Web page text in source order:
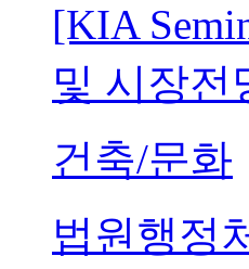
[KIA
및 시장전
건축/문화
법원행정